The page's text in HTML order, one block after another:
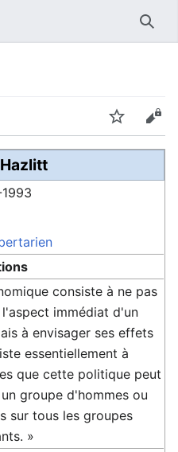
Suivre
consiste à ne pas
immédiat d'un
à envisager ses effets
essentiellement à
que cette politique peut
groupe d'hommes ou
sur tous les groupes
»